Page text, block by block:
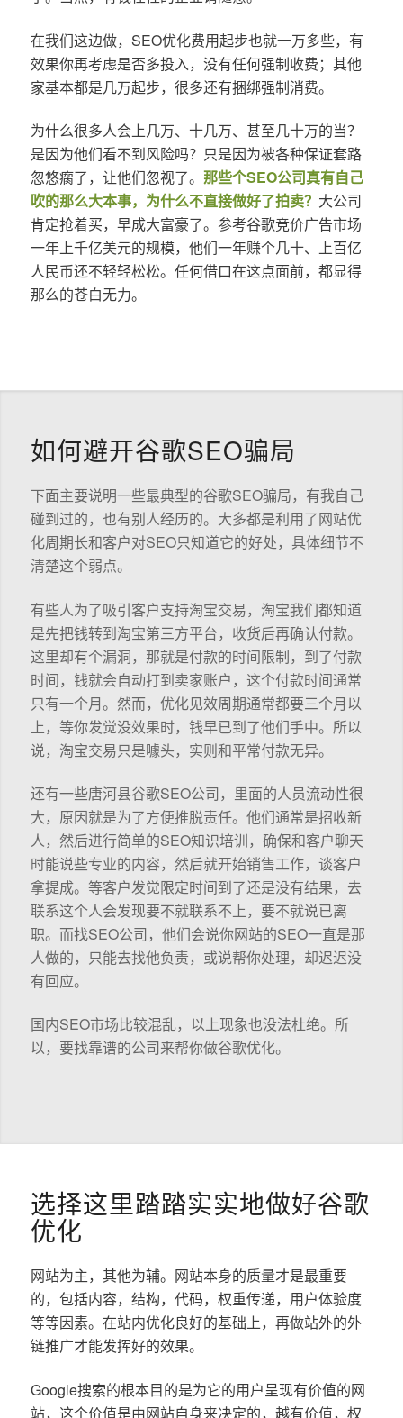
在我们这边做，SEO优化费用起步也就一万多些，有
效果你再考虑是否多投入，没有任何强制收费；其他
家基本都是几万起步，很多还有捆绑强制消费。
为什么很多人会上几万、十几万、甚至几十万的当？
是因为他们看不到风险吗？只是因为被各种保证套路
忽悠瘸了，让他们忽视了。 那些个SEO公司真有自己
吹的那么大本事，为什么不直接做好了拍卖？ 大公司
肯定抢着买，早成大富豪了。参考谷歌竞价广告市场
一年上千亿美元的规模，他们一年赚个几十、上百亿
人民币还不轻轻松松。任何借口在这点面前，都显得
那么的苍白无力。
如何避开谷歌SEO骗局
下面主要说明一些最典型的谷歌SEO骗局，有我自己
碰到过的，也有别人经历的。大多都是利用了网站优
化周期长和客户对SEO只知道它的好处，具体细节不
清楚这个弱点。
有些人为了吸引客户支持淘宝交易，淘宝我们都知道
是先把钱转到淘宝第三方平台，收货后再确认付款。
这里却有个漏洞，那就是付款的时间限制，到了付款
时间，钱就会自动打到卖家账户，这个付款时间通常
只有一个月。然而，优化见效周期通常都要三个月以
上，等你发觉没效果时，钱早已到了他们手中。所以
说，淘宝交易只是噱头，实则和平常付款无异。
还有一些唐河县谷歌SEO公司，里面的人员流动性很
大，原因就是为了方便推脱责任。他们通常是招收新
人，然后进行简单的SEO知识培训，确保和客户聊天
时能说些专业的内容，然后就开始销售工作，谈客户
拿提成。等客户发觉限定时间到了还是没有结果，去
联系这个人会发现要不就联系不上，要不就说已离
职。而找SEO公司，他们会说你网站的SEO一直是那
人做的，只能去找他负责，或说帮你处理，却迟迟没
有回应。
国内SEO市场比较混乱，以上现象也没法杜绝。所
以，要找靠谱的公司来帮你做谷歌优化。
选择这里踏踏实实地做好谷歌
优化
网站为主，其他为辅。网站本身的质量才是最重要
的，包括内容，结构，代码，权重传递，用户体验度
等等因素。在站内优化良好的基础上，再做站外的外
链推广才能发挥好的效果。
Google搜索的根本目的是为它的用户呈现有价值的网
站，这个价值是由网站自身来决定的，越有价值，权